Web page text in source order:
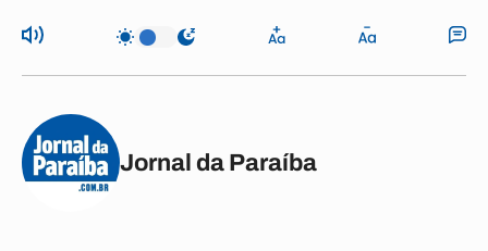
Jornal da Paraíba